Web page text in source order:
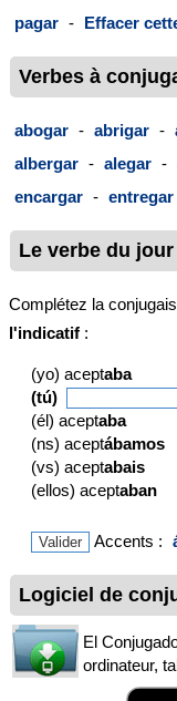
pagar - Effacer
Verbes à
abogar - abrigar -
albergar - alegar -
encargar - entregar
Le verbe du jour
Complétez la
l'indicatif :
(yo) aceptaba
(tú)
(él) aceptaba
(ns) aceptábamos
(vs) aceptabais
(ellos) aceptaban
Accents :
Logiciel de
El
ordinateur,